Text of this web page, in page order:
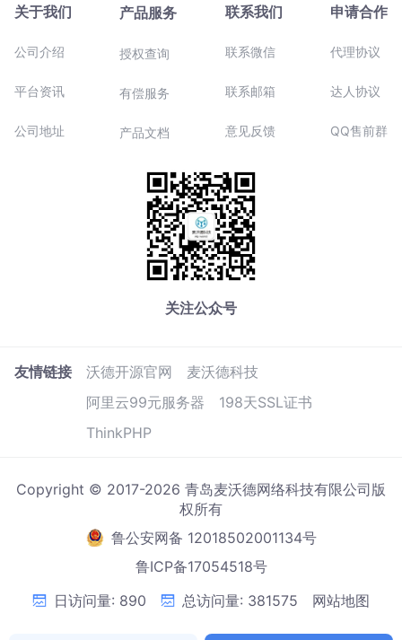
关于我们
公司介绍
平台资讯
公司地址
产品服务
授权查询
有偿服务
产品文档
联系我们
联系微信
联系邮箱
意见反馈
申请合作
代理协议
达人协议
QQ售前群
关注公众号
友情链接 沃德开源官网
麦沃德科技
阿里云99元服务器
198天SSL证书
ThinkPHP
Copyright © 2017-2026 青岛麦沃德网络科技有限公司版
权所有
鲁公安网备 12018502001134号
鲁ICP备17054518号
日访问量: 890
总访问量: 381575 网站地图